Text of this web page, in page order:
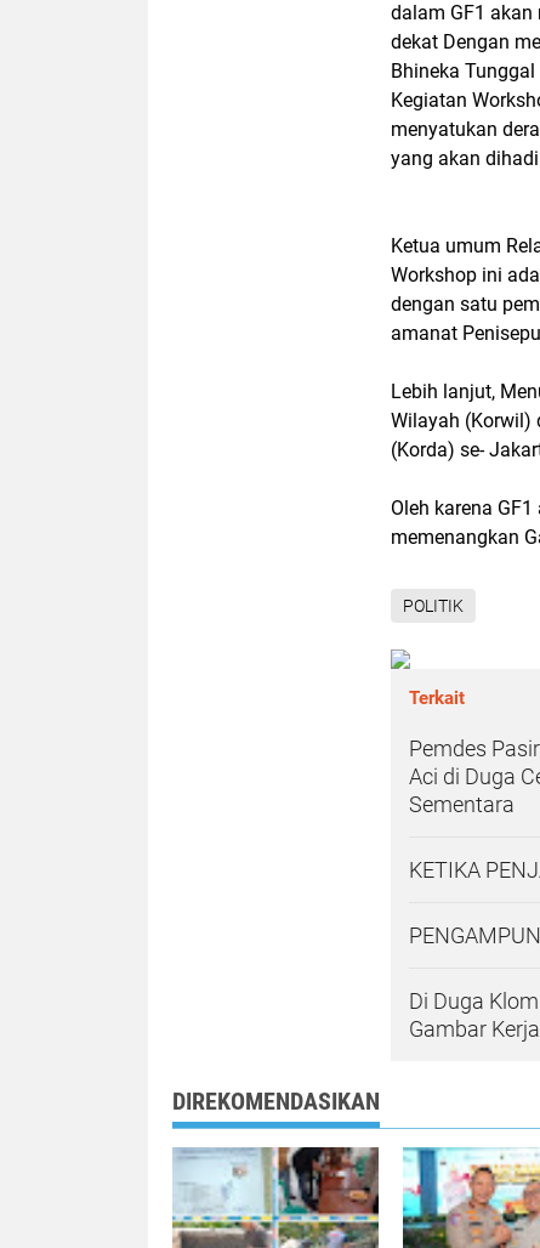
dalam GF1
dekat Dengan
Bhineka Tunggal
Kegiatan
menyatukan
yang akan
Ketua umum
Workshop ini
dengan satu
amanat
Lebih lanjut,
Wilayah (Korwil)
(Korda) se-
Oleh karena
memenangkan
POLITIK
Terkait
Pemdes
Aci di Duga
Sementara
KETIKA
Di Duga
Gambar
DIREKOMENDASIKAN